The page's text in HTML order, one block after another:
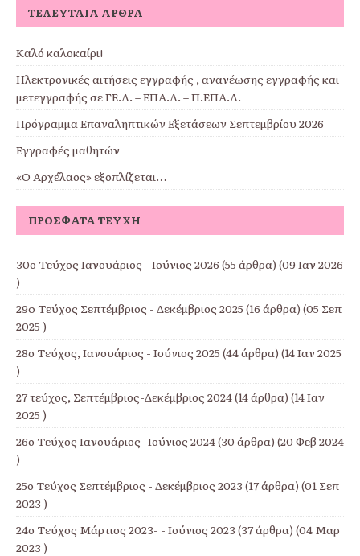
ΤΕΛΕΥΤΑΊΑ ΆΡΘΡΑ
Καλό καλοκαίρι!
Ηλεκτρονικές αιτήσεις εγγραφής , ανανέωσης εγγραφής και
μετεγγραφής σε ΓΕ.Λ. – ΕΠΑ.Λ. – Π.ΕΠΑ.Λ.
Πρόγραμμα Επαναληπτικών Εξετάσεων Σεπτεμβρίου 2026
Εγγραφές μαθητών
«Ο Αρχέλαος» εξοπλίζεται…
ΠΡΌΣΦΑΤΑ ΤΕΎΧΗ
30ο Τεύχος Ιανουάριος - Ιούνιος 2026 (55 άρθρα) (09 Ιαν 2026
)
29o Τεύχος Σεπτέμβριος - Δεκέμβριος 2025 (16 άρθρα) (05 Σεπ
2025 )
28ο Τεύχος, Ιανουάριος - Ιούνιος 2025 (44 άρθρα) (14 Ιαν 2025
)
27 τεύχος, Σεπτέμβριος-Δεκέμβριος 2024(14 άρθρα) (14 Ιαν
2025 )
26ο Τεύχος Ιανουάριος- Ιούνιος 2024(30 άρθρα) (20 Φεβ 2024
)
25ο Τεύχος Σεπτέμβριος - Δεκέμβριος 2023 (17 άρθρα) (01 Σεπ
2023 )
24ο Τεύχος Μάρτιος 2023- - Ιούνιος 2023 (37 άρθρα) (04 Μαρ
2023 )